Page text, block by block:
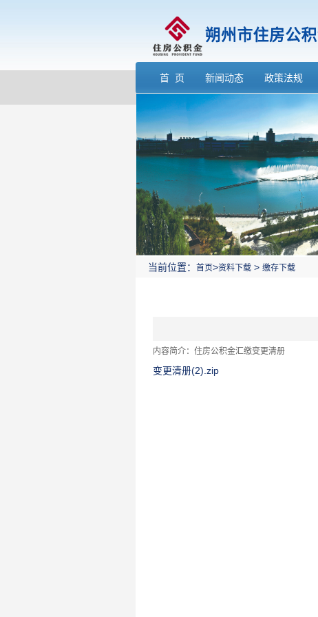
首 页 新闻动态 政策法规
当前位置： 首页>资料下载 > 缴存下载
内容简介：住房公积金汇缴变更清册
变更清册(2).zip